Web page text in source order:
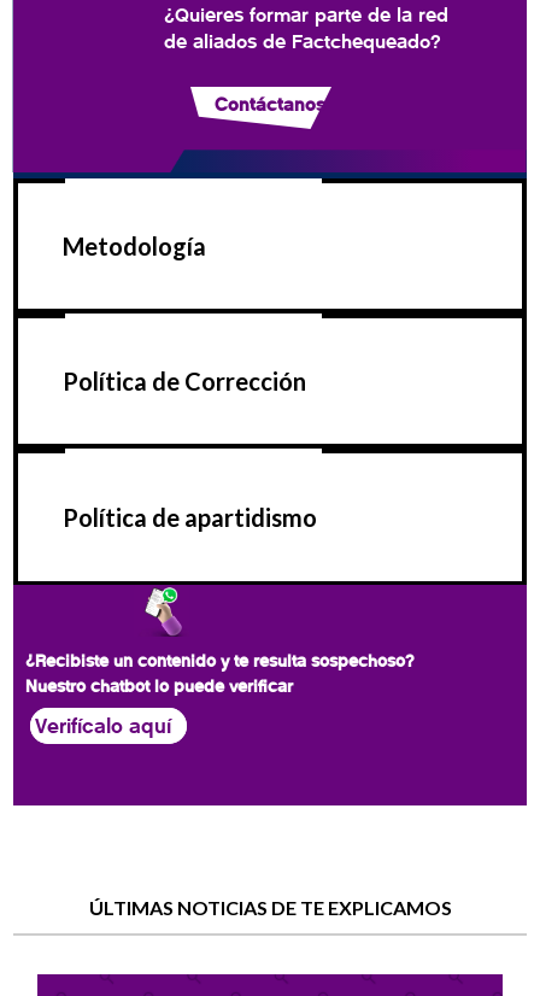
¿Quieres formar parte de la red
de aliados de Factchequeado?
Contáctanos
Metodología
Política de Corrección
Política de apartidismo
¿Recibiste un contenido y te resulta sospechoso?
Nuestro chatbot lo puede verificar
Verifícalo aquí
ÚLTIMAS NOTICIAS DE TE EXPLICAMOS